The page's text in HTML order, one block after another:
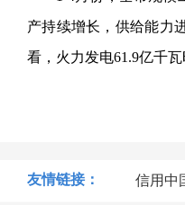
产持续增长，供给能力
看，火力发电61.9亿千
友情链接： 信用中